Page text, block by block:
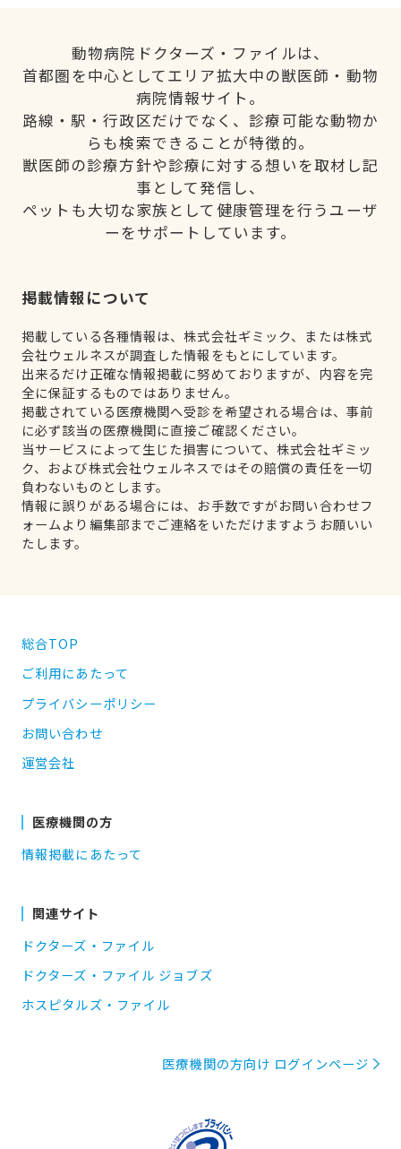
動物病院ドクターズ・ファイルは、
首都圏を中心としてエリア拡大中の獣医師・動物
病院情報サイト。
路線・駅・行政区だけでなく、診療可能な動物か
らも検索できることが特徴的。
獣医師の診療方針や診療に対する想いを取材し記
事として発信し、
ペットも大切な家族として健康管理を行うユーザ
ーをサポートしています。
掲載情報について
掲載している各種情報は、株式会社ギミック、または株式
会社ウェルネスが調査した情報をもとにしています。
出来るだけ正確な情報掲載に努めておりますが、内容を完
全に保証するものではありません。
掲載されている医療機関へ受診を希望される場合は、事前
に必ず該当の医療機関に直接ご確認ください。
当サービスによって生じた損害について、株式会社ギミッ
ク、および株式会社ウェルネスではその賠償の責任を一切
負わないものとします。
情報に誤りがある場合には、お手数ですがお問い合わせフ
ォームより編集部までご連絡をいただけますようお願いい
たします。
総合TOP
ご利用にあたって
プライバシーポリシー
お問い合わせ
運営会社
医療機関の方
情報掲載にあたって
関連サイト
ドクターズ・ファイル
ドクターズ・ファイル ジョブズ
ホスピタルズ・ファイル
医療機関の方向け ログインページ